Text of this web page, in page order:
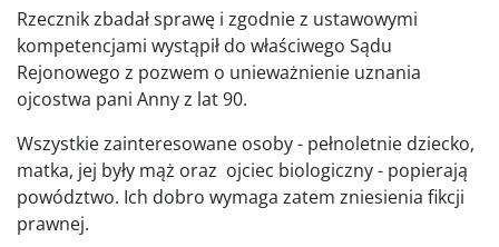
Rzecznik zbadał sprawę i zgodnie z ustawowymi
kompetencjami wystąpił do właściwego Sądu
Rejonowego z pozwem o unieważnienie uznania
ojcostwa pani Anny z lat 90.
Wszystkie zainteresowane osoby - pełnoletnie dziecko,
matka, jej były mąż oraz ojciec biologiczny - popierają
powództwo. Ich dobro wymaga zatem zniesienia fikcji
prawnej.